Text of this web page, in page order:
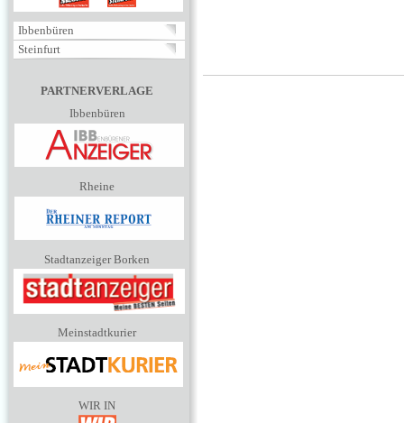
Ibbenbüren
Steinfurt
PARTNERVERLAGE
Ibbenbüren
Rheine
Stadtanzeiger Borken
Meinstadtkurier
WIR IN